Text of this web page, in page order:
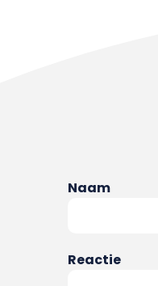
Naam
Reactie